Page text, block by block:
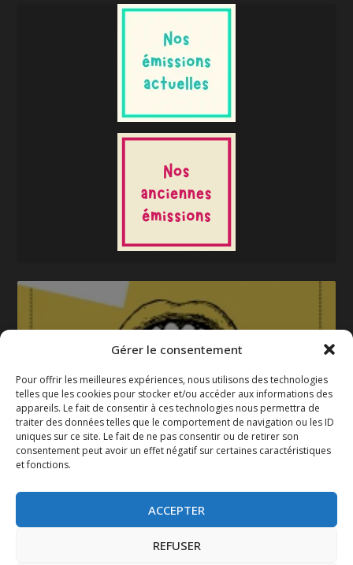
Gérer le consentement
Pour offrir les meilleures expériences, nous utilisons des technologies
telles que les cookies pour stocker et/ou accéder aux informations des
appareils. Le fait de consentir à ces technologies nous permettra de
traiter des données telles que le comportement de navigation ou les ID
uniques sur ce site. Le fait de ne pas consentir ou de retirer son
consentement peut avoir un effet négatif sur certaines caractéristiques
et fonctions.
ACCEPTER
REFUSER
La gazette 2025-2026